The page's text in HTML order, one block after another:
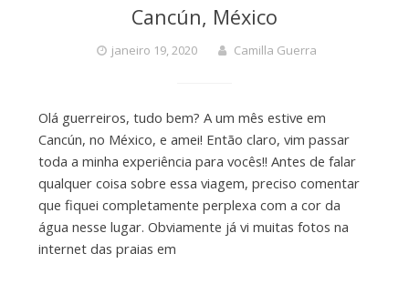
Cancún, México
janeiro 19, 2020 Camilla Guerra
Olá guerreiros, tudo bem? A um mês estive em
Cancún, no México, e amei! Então claro, vim passar
toda a minha experiência para vocês!! Antes de falar
qualquer coisa sobre essa viagem, preciso comentar
que fiquei completamente perplexa com a cor da
água nesse lugar. Obviamente já vi muitas fotos na
internet das praias em